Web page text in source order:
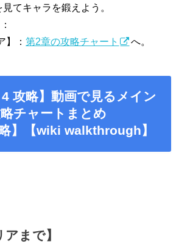
見てキャラを鍛えよう。
】：第2章の攻略チャート へ。
4 攻略】動画で見るメイン
チャートまとめ
】【wiki walkthrough】
アまで】